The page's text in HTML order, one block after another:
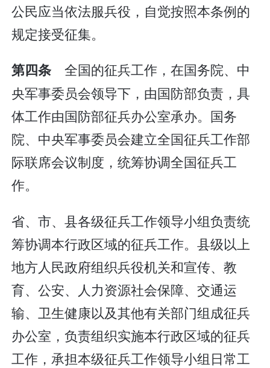
公民应当依法服兵役，自觉按照本条例的
规定接受征集。
第四条 全国的征兵工作，在国务院、中
央军事委员会领导下，由国防部负责，具
体工作由国防部征兵办公室承办。国务
院、中央军事委员会建立全国征兵工作部
际联席会议制度，统筹协调全国征兵工
作。
省、市、县各级征兵工作领导小组负责统
筹协调本行政区域的征兵工作。县级以上
地方人民政府组织兵役机关和宣传、教
育、公安、人力资源社会保障、交通运
输、卫生健康以及其他有关部门组成征兵
办公室，负责组织实施本行政区域的征兵
工作，承担本级征兵工作领导小组日常工